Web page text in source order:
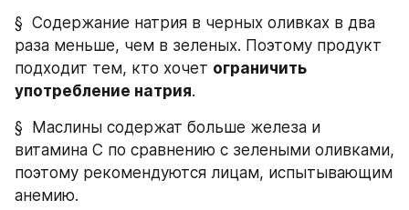
§  Содержание натрия в черных оливках в два
раза меньше, чем в зеленых. Поэтому продукт
подходит тем, кто хочет ограничить
употребление натрия.
§  Маслины содержат больше железа и
витамина С по сравнению с зелеными оливками,
поэтому рекомендуются лицам, испытывающим
анемию.